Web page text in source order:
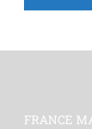
FRANCE